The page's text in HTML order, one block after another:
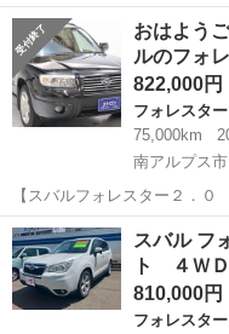
https://www.otoron.jp/lists/
時間・見積り・相談無料で出
山梨 フォレス
おはよう
ルのフォ
822,000円
フォレスター
75,000km
南アルプス市
【スバルフォレスター２．０ ＸＳ】 車輛
https://www.otoron.jp/lists/
時間・見積り・相談無料で出
山梨 南アルプス市
スバル フ
ト ４Ｗ
810,000円
フォレスター